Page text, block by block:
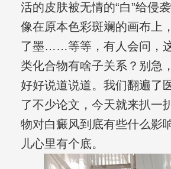
活的皮肤被无情的“白”给侵
像在原本色彩斑斓的画布上
了墨……等等，有人会问，
类化合物有啥子关系？别急
好好说道说道。我们翻遍了
了不少论文，今天就来扒一
物对白癜风到底有些什么影
儿心里有个底。